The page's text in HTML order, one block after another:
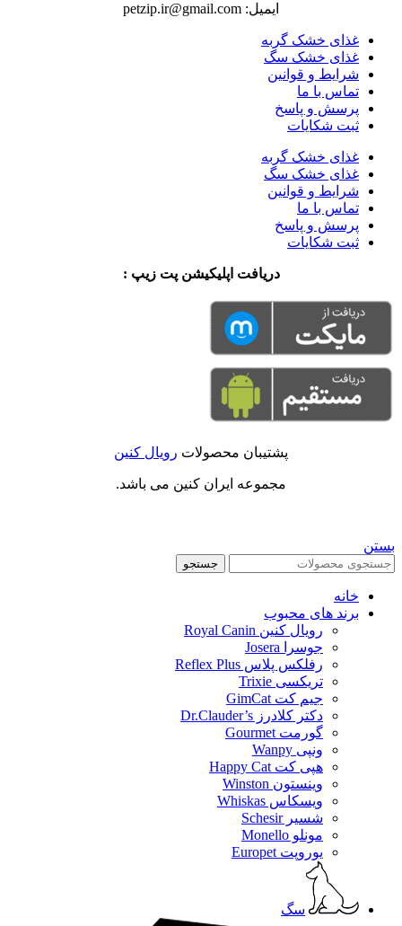
ایمیل: petzip.ir@gmail.com
غذای خشک گربه
غذای خشک سگ
شرایط و قوانین
تماس با ما
پرسش و پاسخ
ثبت شکایات
غذای خشک گربه
غذای خشک سگ
شرایط و قوانین
تماس با ما
پرسش و پاسخ
ثبت شکایات
دریافت اپلیکیشن پت زیپ :
پشتیبان محصولات رویال کنین
مجموعه ایران کنین می باشد.
بستن
جستجو
خانه
برند های محبوب
رویال کنین Royal Canin
جوسرا Josera
رفلکس پلاس Reflex Plus
تریکسی Trixie
جیم کت GimCat
دکتر کلادرز Dr.Clauder’s
گورمت Gourmet
ونپی Wanpy
هپی کت Happy Cat
وینستون Winston
ویسکاس Whiskas
شسیر Schesir
مونلو Monello
یوروپت Europet
سگ